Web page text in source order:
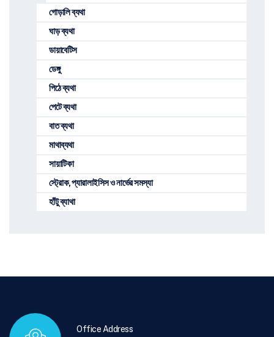
গোড়ালি ব্যথা
ঘাড় ব্যথা
ডায়াবেটিস
ডেঙ্গু
পিঠে ব্যথা
পেটে ব্যথা
বাত ব্যথা
মাথাব্যথা
সায়াটিকা
স্ট্রোক, প্যারালাইসিস ও নার্ভের সমস্যা
হাঁটু ব্যাথা
Office Address